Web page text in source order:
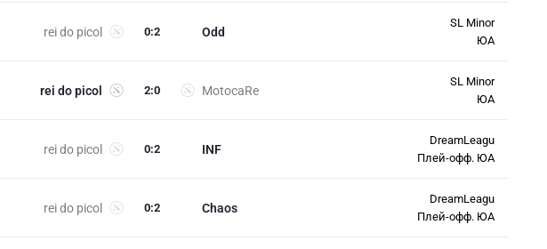
rei do picol Odd
0:2
SL Minor
ЮА
rei do picol MotocaRe
2:0
SL Minor
ЮА
rei do picol INF
0:2
DreamLeagu
Плей-офф. ЮА
rei do picol Chaos
0:2
DreamLeagu
Плей-офф. ЮА